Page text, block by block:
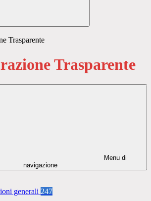
Trasparente
Trasparente
Menu di
navigazione
generali 247